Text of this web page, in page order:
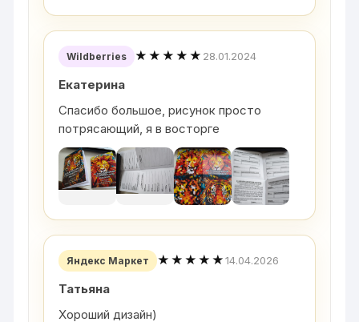
Wildberries ★★★★★ 28.01.2024
Екатерина
Спасибо большое, рисунок просто
потрясающий, я в восторге
Яндекс Маркет ★★★★★14.04.2026
Татьяна
Хороший дизайн)